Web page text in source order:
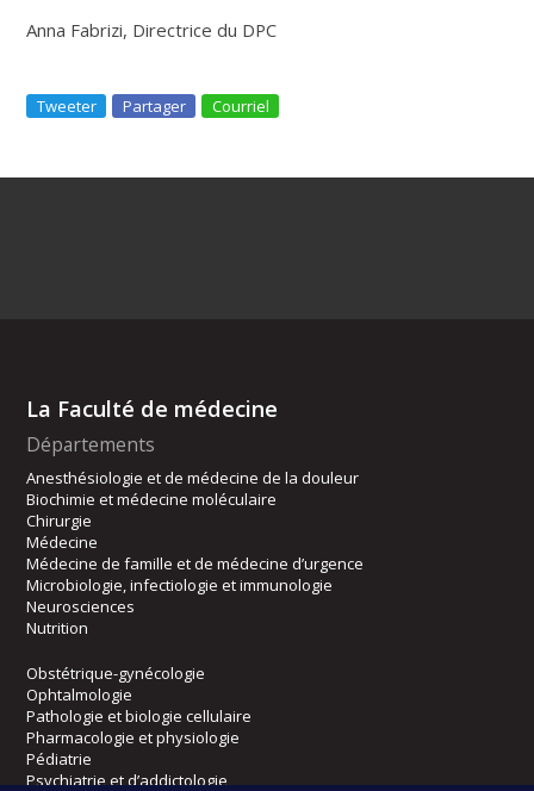
Anna Fabrizi, Directrice du DPC
Tweeter Partager Courriel
La Faculté de médecine
Départements
Anesthésiologie et de médecine de la douleur
Biochimie et médecine moléculaire
Chirurgie
Médecine
Médecine de famille et de médecine d’urgence
Microbiologie, infectiologie et immunologie
Neurosciences
Nutrition
Obstétrique-gynécologie
Ophtalmologie
Pathologie et biologie cellulaire
Pharmacologie et physiologie
Pédiatrie
Psychiatrie et d’addictologie